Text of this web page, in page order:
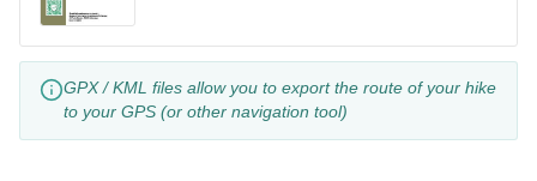
GPX / KML files allow you to export the route of your hike
to your GPS (or other navigation tool)